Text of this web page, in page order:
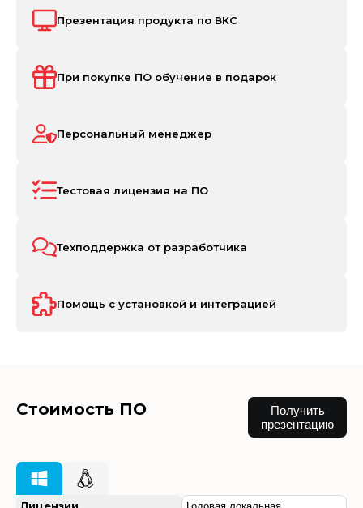
Презентация продукта по ВКС
При покупке ПО обучение в подарок
Персональный менеджер
Тестовая лицензия на ПО
Техподдержка от разработчика
Помощь с установкой и интеграцией
Стоимость ПО
Получить
презентацию